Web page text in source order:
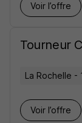
Voir l’offre
Tourneur
La Rochelle -
Voir l’offre